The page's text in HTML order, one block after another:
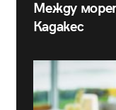
Между
Кадакес